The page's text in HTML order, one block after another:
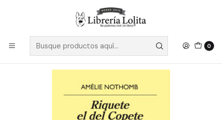
0
Despacho a todo Chile